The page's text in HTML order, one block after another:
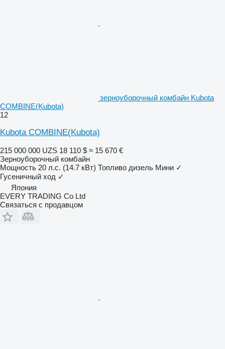
зерноуборочный комбайн Kubota
COMBINE(Kubota)
12
Kubota COMBINE(Kubota)
215 000 000 UZS 18 110 $ ≈ 15 670 €
Зерноуборочный комбайн
Мощность 20 л.с. (14.7 кВт) Топливо дизель Мини ✓
Гусеничный ход ✓
Япония
EVERY TRADING Co Ltd
Связаться с продавцом